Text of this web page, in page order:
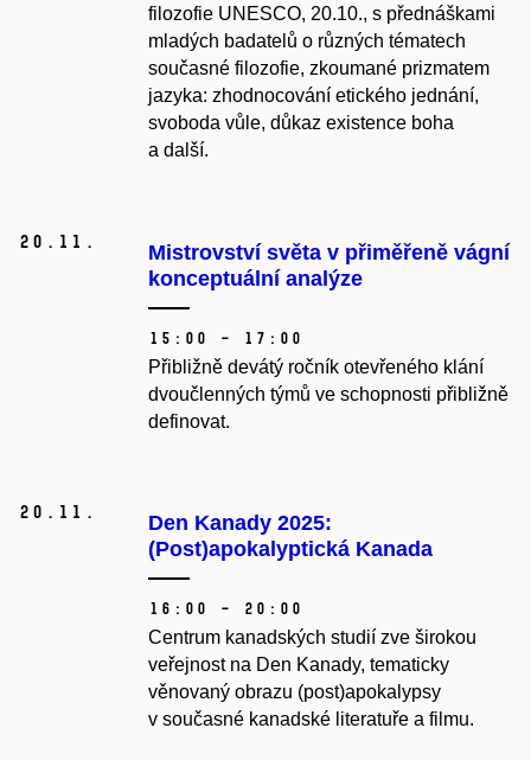
filozofie UNESCO, 20.10., s přednáškami
mladých badatelů o různých tématech
současné filozofie, zkoumané prizmatem
jazyka: zhodnocování etického jednání,
svoboda vůle, důkaz existence boha
a další.
20. 11.
Mistrovství světa v přiměřeně vágní
konceptuální analýze
15:00 – 17:00
Přibližně devátý ročník otevřeného klání
dvoučlenných týmů ve schopnosti přibližně
definovat.
20. 11.
Den Kanady 2025:
(Post)apokalyptická Kanada
16:00 – 20:00
Centrum kanadských studií zve širokou
veřejnost na Den Kanady, tematicky
věnovaný obrazu (post)apokalypsy
v současné kanadské literatuře a filmu.